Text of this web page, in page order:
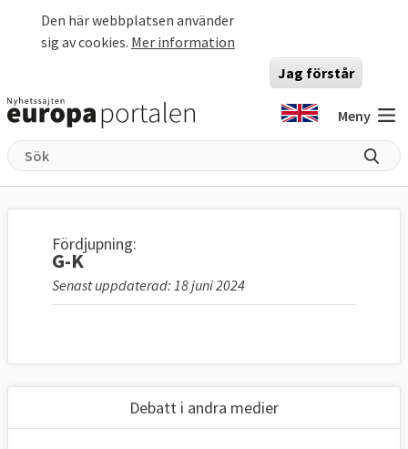
Den här webbplatsen använder
sig av cookies. Mer information
Jag förstår
Meny
Fördjupning:
G-K
Senast uppdaterad: 18 juni 2024
Debatt i andra medier